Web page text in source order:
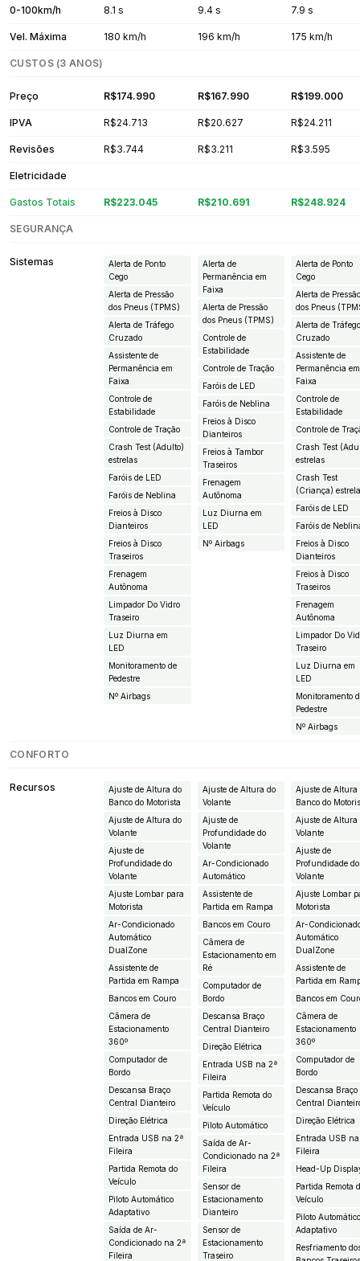
0-100km/h 8.1 s 9.4 s 7.9 s
Vel. Máxima 180 km/h 196 km/h 175 km/h
CUSTOS (3 ANOS)
Preço R$174.990 R$167.990 R$199.000
IPVA R$24.713 R$20.627 R$24.211
Revisões R$3.744 R$3.211 R$3.595
Eletricidade
Gastos Totais R$223.045 R$210.691 R$248.924
SEGURANÇA
Sistemas
Alerta de Ponto
Cego
Alerta de Pressão
dos Pneus (TPMS)
Alerta de Tráfego
Cruzado
Assistente de
Permanência em
Faixa
Controle de
Estabilidade
Controle de Tração
Crash Test (Adulto)
estrelas
Faróis de LED
Faróis de Neblina
Freios à Disco
Dianteiros
Freios à Disco
Traseiros
Frenagem
Autônoma
Limpador Do Vidro
Traseiro
Luz Diurna em
LED
Monitoramento de
Pedestre
Nº Airbags
Alerta de
Permanência em
Faixa
Alerta de Pressão
dos Pneus (TPMS)
Controle de
Estabilidade
Controle de Tração
Faróis de LED
Faróis de Neblina
Freios à Disco
Dianteiros
Freios à Tambor
Traseiros
Frenagem
Autônoma
Luz Diurna em
LED
Nº Airbags
Alerta de Ponto
Cego
Alerta de
dos Pneus
Alerta de
Cruzado
Assistente de
Permanência em
Faixa
Controle de
Estabilidade
Controle de
Crash Test
estrelas
Crash Test
(Criança)
Faróis de LED
Faróis de
Freios à Disco
Dianteiros
Freios à Disco
Traseiros
Frenagem
Autônoma
Limpador Do
Traseiro
Luz Diurna em
LED
Monitoramento
Pedestre
Nº Airbags
CONFORTO
Recursos
Ajuste de Altura do
Banco do Motorista
Ajuste de Altura do
Volante
Ajuste de
Profundidade do
Volante
Ajuste Lombar para
Motorista
Ar-Condicionado
Automático
DualZone
Assistente de
Partida em Rampa
Bancos em Couro
Câmera de
Estacionamento
360º
Computador de
Bordo
Descansa Braço
Central Dianteiro
Direção Elétrica
Entrada USB na 2ª
Fileira
Partida Remota do
Veículo
Piloto Automático
Adaptativo
Saída de Ar-
Condicionado na 2ª
Fileira
Ajuste de Altura do
Volante
Ajuste de
Profundidade do
Volante
Ar-Condicionado
Automático
Assistente de
Partida em Rampa
Bancos em Couro
Câmera de
Estacionamento em
Ré
Computador de
Bordo
Descansa Braço
Central Dianteiro
Direção Elétrica
Entrada USB na 2ª
Fileira
Partida Remota do
Veículo
Piloto Automático
Saída de Ar-
Condicionado na 2ª
Fileira
Sensor de
Estacionamento
Dianteiro
Sensor de
Estacionamento
Traseiro
Ajuste de Altura
Banco do
Ajuste de Altura
Volante
Ajuste de
Profundidade do
Volante
Ajuste Lombar
Motorista
Ar-
Automático
DualZone
Assistente de
Partida em
Bancos em
Câmera de
Estacionamento
360º
Computador de
Bordo
Descansa Braço
Central
Direção Elétrica
Entrada USB
Fileira
Head-Up
Partida Remota
Veículo
Piloto
Adaptativo
Resfriamento